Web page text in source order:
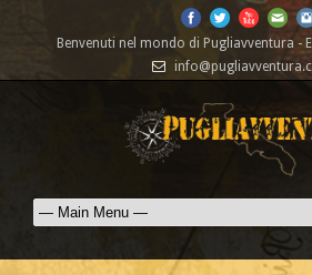
Benvenuti nel mondo di Pugliavventura -